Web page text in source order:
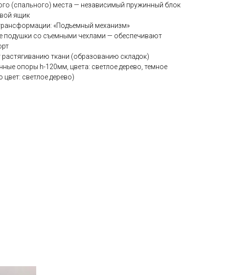
(спального) места — независимый пружинный блок
ящик
«Подъемный механизм»
подушки со съемными чехлами — обеспечивают
ткани (образованию складок)
опоры h-120мм, цвета: светлое дерево, темное
светлое дерево)